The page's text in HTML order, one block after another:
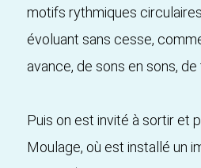
motifs rythmiques
évoluant sans cesse,
avance, de sons en sons, de
Puis on est invité à sortir et
Moulage, où est installé un